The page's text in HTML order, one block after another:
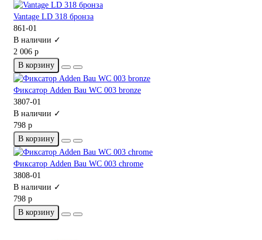
Vantage LD 318 бронза
861-01
В наличии ✓
2 006 р
В корзину
Фиксатор Adden Bau WC 003 bronze
3807-01
В наличии ✓
798 р
В корзину
Фиксатор Adden Bau WC 003 chrome
3808-01
В наличии ✓
798 р
В корзину